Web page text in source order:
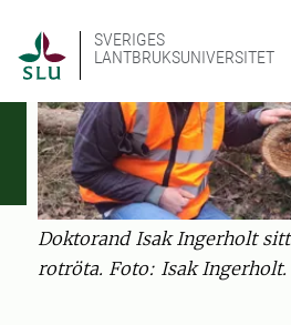
SVERIGES
LANTBRUKSUNIVERSITET
Doktorand Isak Ingerholt
rotröta. Foto: Isak Ingerholt.